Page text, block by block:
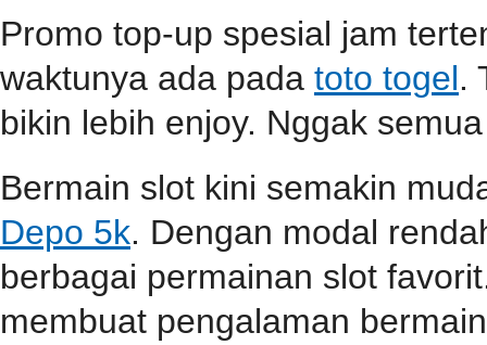
Promo top-up spesial jam
waktunya ada pada toto togel.
bikin lebih enjoy. Nggak
Bermain slot kini semakin
Depo 5k. Dengan modal
berbagai permainan slot
membuat pengalaman